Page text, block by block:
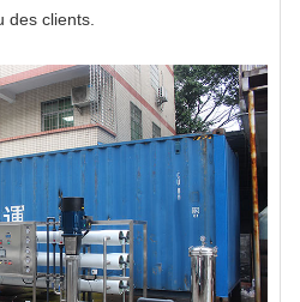
des clients.